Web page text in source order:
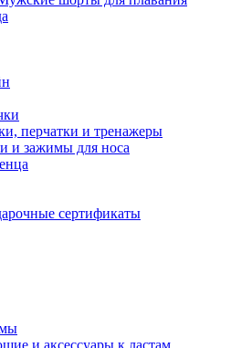
перчатки и тренажеры
и зажимы для носа
сертификаты
и аксессуары к ластам